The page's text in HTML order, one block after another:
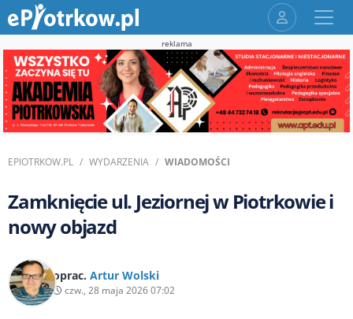
reklama
EPIOTRKOW.PL WYDARZENIA WIADOMOŚCI
Zamknięcie ul. Jeziornej w Piotrkowie i
nowy objazd
oprac. Artur Wolski
czw., 28 maja 2026 07:02